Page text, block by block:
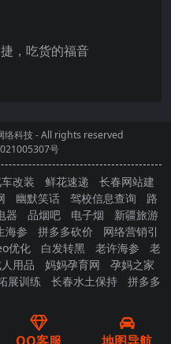
，吃货的福音
络科技- All rights reserved
号
改装 鲜花速递
长春网站建
幽默笑话 驾校信息查询
路
器 品烟吧 电子烟
新疆旅游
海参 拼多多砍价
网络营销引
优化 白发转黑 老许海参
老
用品 妈妈孕育网
孕妈之家
展训练 长春水土保持
拼多多